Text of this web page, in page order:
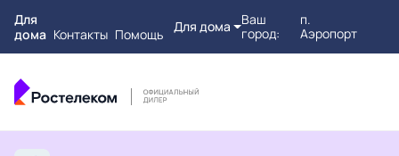
Для
дома Контакты Помощь Для дома
Ваш
город:
п.
Аэропорт